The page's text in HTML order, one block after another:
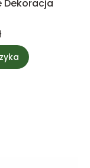
Dekoracja